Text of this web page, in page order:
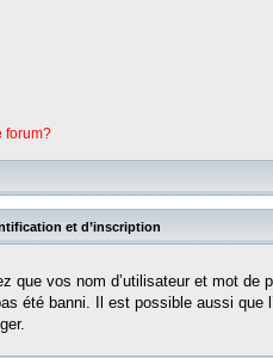
forum?
et d’inscription
que vos nom d’utilisateur et mot de
été banni. Il est possible aussi que